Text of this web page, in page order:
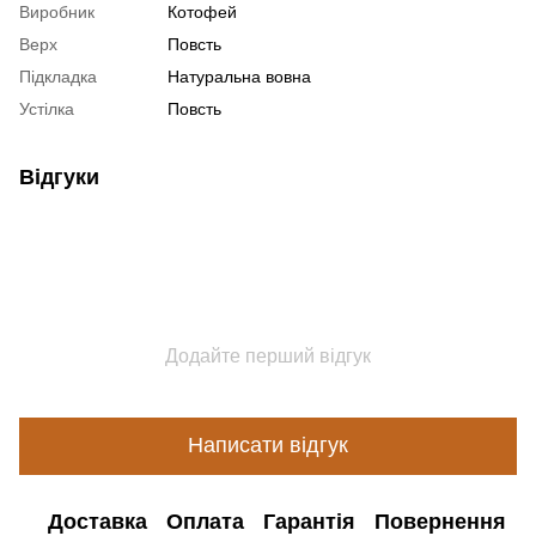
Виробник
Котофей
Верх
Повсть
Підкладка
Натуральна вовна
Устілка
Повсть
Відгуки
Додайте перший відгук
Написати відгук
Доставка Оплата Гарантія Повернення